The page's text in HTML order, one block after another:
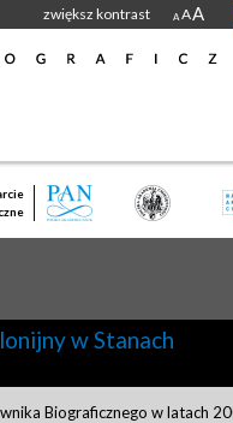
zwiększ kontrast A AA
w Stanach
Biograficznego w latach